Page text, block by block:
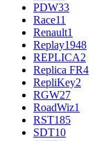
PDW33
Race11
Renault1
Replay1948
REPLICA2
Replica FR4
RepliKey2
RGW27
RoadWiz1
RST185
SDT10